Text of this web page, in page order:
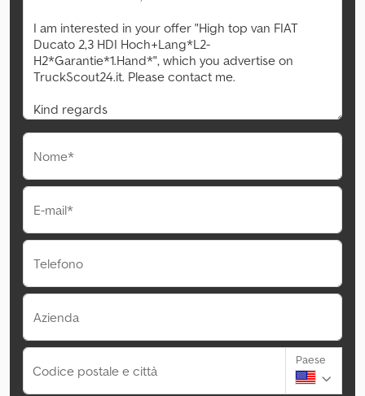
Nome*
E-mail*
Telefono
Azienda
Codice postale e città
Paese